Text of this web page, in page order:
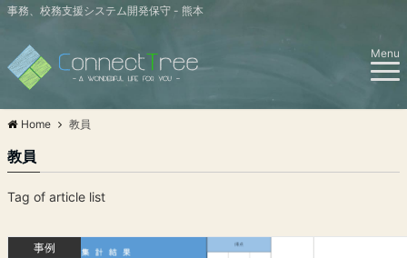
事務、校務支援システム開発保守 - 熊本
Menu
Home 教員
教員
Tag of article list
事例